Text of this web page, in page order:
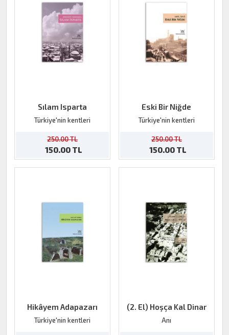
Sılam Isparta
Türkiye'nin kentleri
250.00 TL
150.00 TL
Eski Bir Niğde
Türkiye'nin kentleri
250.00 TL
150.00 TL
Hikâyem Adapazarı
Türkiye'nin kentleri
(2. El) Hoşça Kal Dinar
Anı